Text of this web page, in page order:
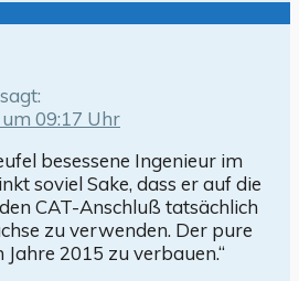
sagt:
09:17 Uhr
besessene Ingenieur im
soviel Sake, dass er auf die
CAT-Anschluß tatsächlich
zu verwenden. Der pure
2015 zu verbauen.“